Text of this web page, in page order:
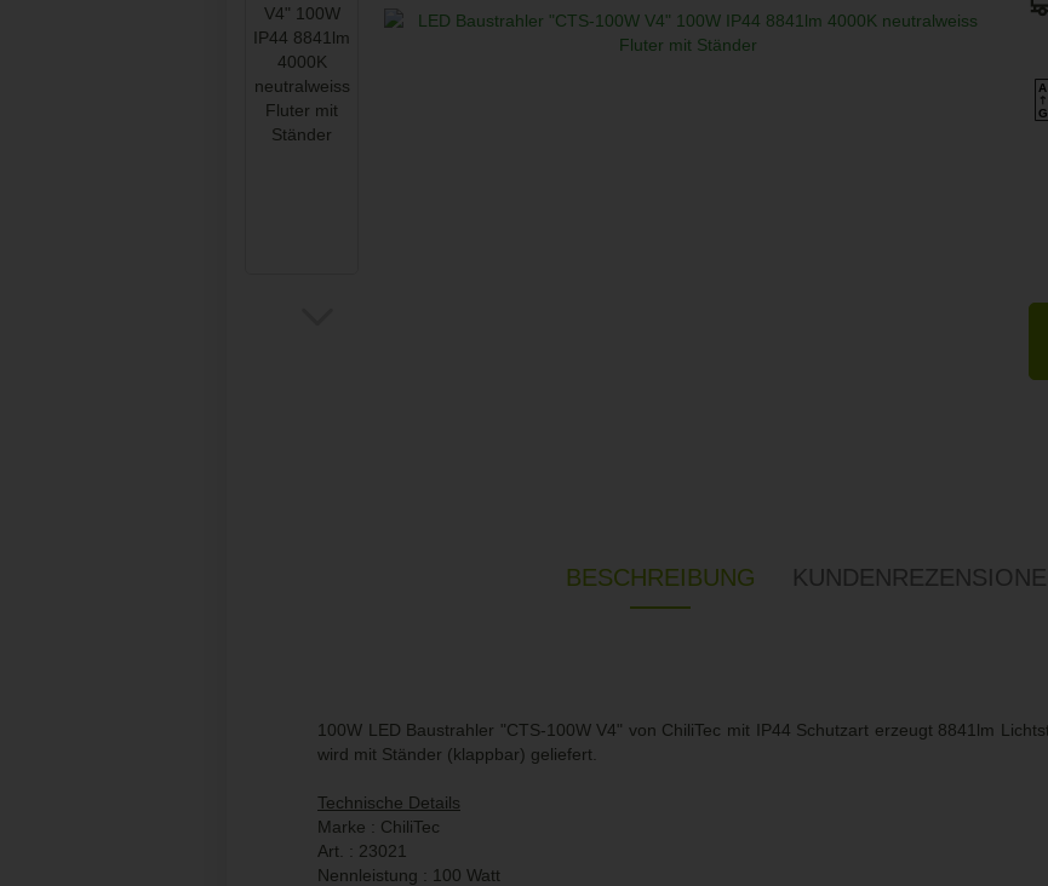
A
G
BESCHREIBUNG
100W LED Baustrahler "CTS-100W V4" von ChiliTec mit IP44 Schutzart erzeugt 8841lm
wird mit Ständer (klappbar) geliefert.
Technische Details
Marke : ChiliTec
Art. : 23021
Nennleistung : 100 Watt